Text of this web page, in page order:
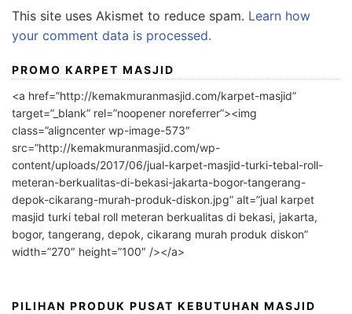
This site uses Akismet to reduce spam. Learn how
your comment data is processed.
PROMO KARPET MASJID
<a href=”http://kemakmuranmasjid.com/karpet-masjid”
target=”_blank” rel=”noopener noreferrer”><img
class=”aligncenter wp-image-573″
src=”http://kemakmuranmasjid.com/wp-
content/uploads/2017/06/jual-karpet-masjid-turki-tebal-roll-
meteran-berkualitas-di-bekasi-jakarta-bogor-tangerang-
depok-cikarang-murah-produk-diskon.jpg” alt=”jual karpet
masjid turki tebal roll meteran berkualitas di bekasi, jakarta,
bogor, tangerang, depok, cikarang murah produk diskon”
width=”270″ height=”100″ /></a>
PILIHAN PRODUK PUSAT KEBUTUHAN MASJID